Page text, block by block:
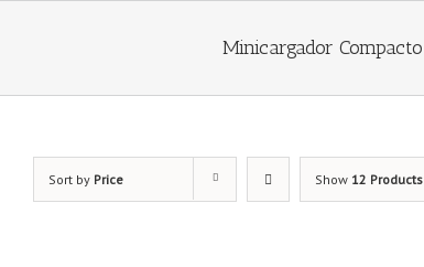
Minicargador Compacto
Sort by Price Show 12 Products